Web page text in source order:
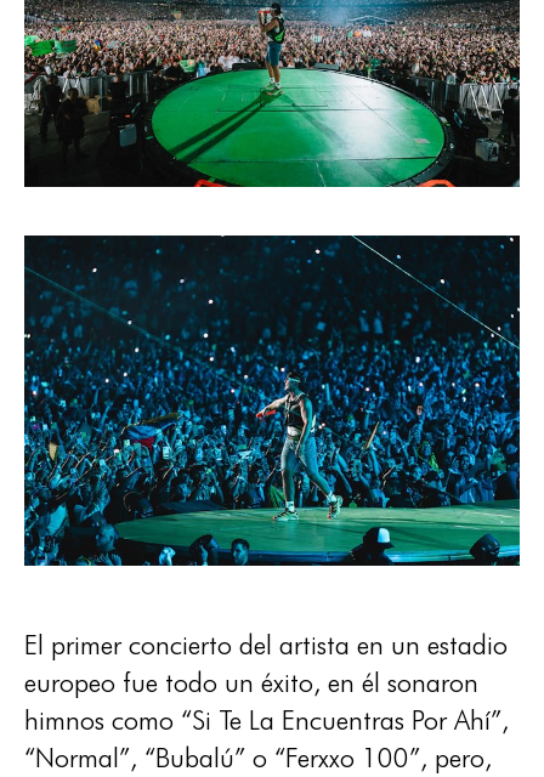
El primer concierto del artista en un estadio
europeo fue todo un éxito, en él sonaron
himnos como “Si Te La Encuentras Por Ahí”,
“Normal”, “Bubalú” o “Ferxxo 100”, pero,